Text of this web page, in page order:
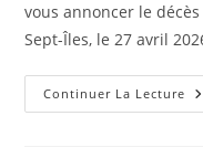
vous annoncer le
Sept-Îles, le 27 avril
Continuer La Lecture